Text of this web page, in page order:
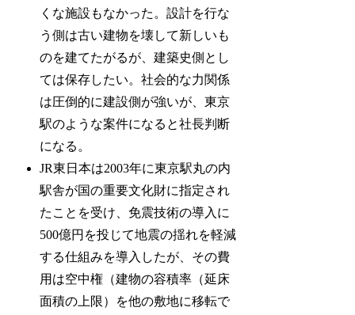
くな施設もなかった。設計を行な
う側は古い建物を壊して新しいも
のを建てたがるが、建築史側とし
ては保存したい。社会的な力関係
は圧倒的に建設側が強いが、東京
駅のような案件になると社長判断
になる。
JR東日本は2003年に東京駅丸の内
駅舎が国の重要文化財に指定され
たことを受け、免震技術の導入に
500億円を投じて地震の揺れを軽減
する仕組みを導入したが、その費
用は空中権（建物の容積率（延床
面積の上限）を他の敷地に移転で